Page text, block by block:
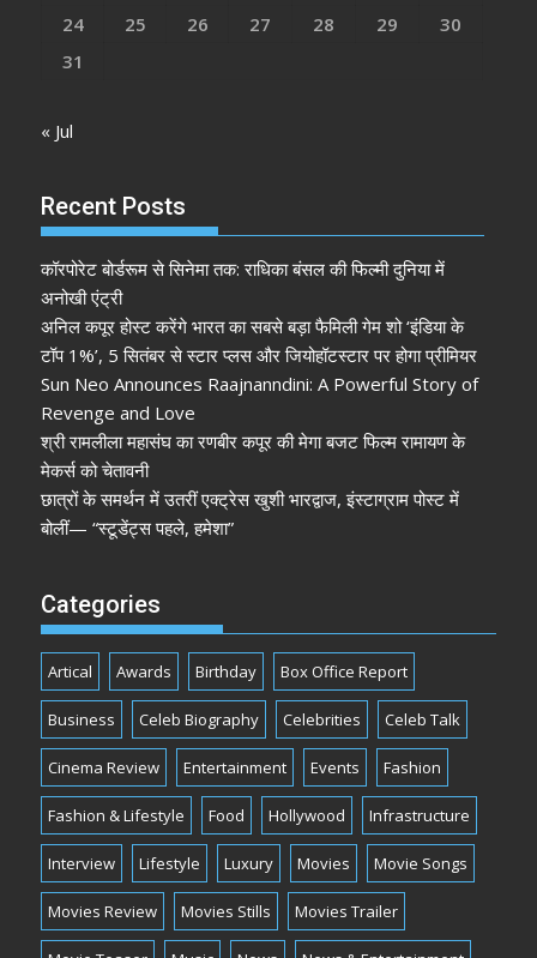
24
25 26 27 28 29
30
31
« Jul
Recent Posts
कॉरपोरेट बोर्डरूम से सिनेमा तक: राधिका बंसल की फिल्मी दुनिया में
अनोखी एंट्री
अनिल कपूर होस्ट करेंगे भारत का सबसे बड़ा फैमिली गेम शो ‘इंडिया के
टॉप 1%’, 5 सितंबर से स्टार प्लस और जियोहॉटस्टार पर होगा प्रीमियर
Sun Neo Announces Raajnanndini: A Powerful Story of
Revenge and Love
श्री रामलीला महासंघ का रणबीर कपूर की मेगा बजट फिल्म रामायण के
मेकर्स को चेतावनी
छात्रों के समर्थन में उतरीं एक्ट्रेस खुशी भारद्वाज, इंस्टाग्राम पोस्ट में
बोलीं— “स्टूडेंट्स पहले, हमेशा”
Categories
Artical Awards Birthday Box Office Report
Business Celeb Biography Celebrities Celeb Talk
Cinema Review Entertainment Events Fashion
Fashion & Lifestyle Food Hollywood Infrastructure
Interview Lifestyle Luxury Movies Movie Songs
Movies Review Movies Stills Movies Trailer